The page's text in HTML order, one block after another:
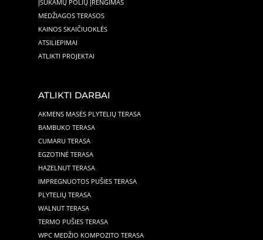
ĮSUKAMŲ POLIŲ ĮRENGIMAS
MEDŽIAGOS TERASOS
KAINOS SKAIČIUOKLĖS
ATSILIEPIMAI
ATLIKTI PROJEKTAI
ATLIKTI DARBAI
AKMENS MASĖS PLYTELIŲ TERASA
BAMBUKO TERASA
CUMARU TERASA
EGZOTINĖ TERASA
HAZELNUT TERASA
IMPREGNUOTOS PUŠIES TERASA
PLYTELIŲ TERASA
WALNUT TERASA
TERMO PUŠIES TERASA
WPC MEDŽIO KOMPOZITO TERASA